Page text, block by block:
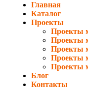
Главная
Каталог
Проекты
Проекты
Проекты
Проекты
Проекты
Проекты
Блог
Контакты